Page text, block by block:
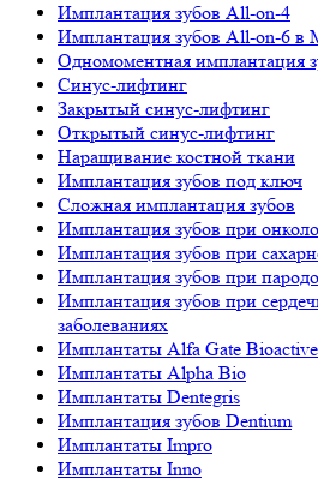
Имплантация зубов All-on-4
Имплантация зубов All-on-6 в
Одномоментная имплантация
Синус-лифтинг
Закрытый синус-лифтинг
Открытый синус-лифтинг
Наращивание костной ткани
Имплантация зубов под ключ
Сложная имплантация зубов
Имплантация зубов при
Имплантация зубов при
Имплантация зубов при
Имплантация зубов при
заболеваниях
Имплантаты Alfa Gate Bioactive
Имплантаты Alpha Bio
Имплантаты Dentegris
Имплантация зубов Dentium
Имплантаты Impro
Имплантаты Inno